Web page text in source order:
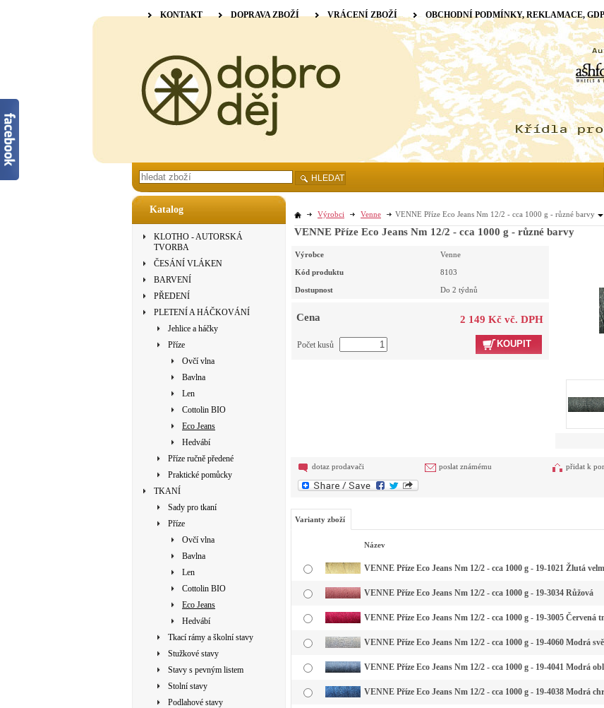
Katalog
KLOTHO - AUTORSKÁ
TVORBA
ČESÁNÍ VLÁKEN
BARVENÍ
PŘEDENÍ
PLETENÍ A HÁČKOVÁNÍ
Jehlice a háčky
Příze
Ovčí vlna
Bavlna
Len
Cottolin BIO
Eco Jeans
Hedvábí
Příze ručně předené
Praktické pomůcky
TKANÍ
Sady pro tkaní
Příze
Ovčí vlna
Bavlna
Len
Cottolin BIO
Eco Jeans
Hedvábí
Tkací rámy a školní stavy
Stužkové stavy
Stavy s pevným listem
Stolní stavy
Podlahové stavy
Výrobci Venne VENNE Příze Eco Jeans Nm 12/2 - cca 1000 g - různé barvy
VENNE Příze Eco Jeans Nm 12/2 - cca 1000 g - různé barvy
Výrobce Venne
Kód produktu 8103
Dostupnost Do 2 týdnů
Cena 2 149 Kč vč. DPH
KOUPIT
Počet kusů
dotaz prodavači poslat známému přidat k
Varianty zboží
Název
VENNE Příze Eco Jeans Nm 12/2 - cca 1000 g - 19-1021 Žlutá
VENNE Příze Eco Jeans Nm 12/2 - cca 1000 g - 19-3034 Růžová
VENNE Příze Eco Jeans Nm 12/2 - cca 1000 g - 19-3005 Červená
VENNE Příze Eco Jeans Nm 12/2 - cca 1000 g - 19-4060 Modrá
VENNE Příze Eco Jeans Nm 12/2 - cca 1000 g - 19-4041 Modrá
VENNE Příze Eco Jeans Nm 12/2 - cca 1000 g - 19-4038 Modrá
KONTAKT DOPRAVA ZBOŽÍ VRÁCENÍ ZBOŽÍ OBCHODNÍ PODMÍNKY, REKLAMACE,
HLEDAT